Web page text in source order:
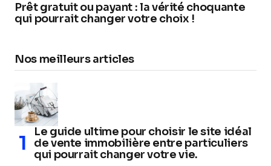
Prêt gratuit ou payant : la vérité choquante
qui pourrait changer votre choix !
Nos meilleurs articles
Le guide ultime pour choisir le site idéal
de vente immobilière entre particuliers
qui pourrait changer votre vie.